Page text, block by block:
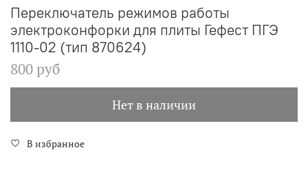
Переключатель режимов работы
электроконфорки для плиты Гефест ПГЭ
1110-02 (тип 870624)
800 руб
Нет в наличии
В избранное